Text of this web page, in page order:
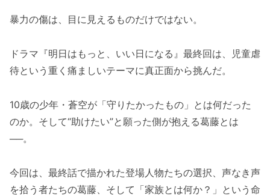
暴力の傷は、目に見えるものだけではない。
ドラマ『明日はもっと、いい日になる』最終回は、児童虐
待という重く痛ましいテーマに真正面から挑んだ。
10歳の少年・蒼空が「守りたかったもの」とは何だった
のか。そして“助けたい”と願った側が抱える葛藤とは
──。
今回は、最終話で描かれた登場人物たちの選択、声なき声
を拾う者たちの葛藤、そして「家族とは何か？」という命